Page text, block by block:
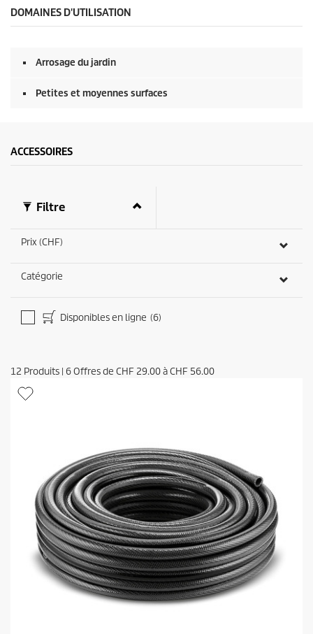
DOMAINES D'UTILISATION
Arrosage du jardin
Petites et moyennes surfaces
ACCESSOIRES
Filtre
Prix (CHF)
Catégorie
Disponibles en ligne (6)
12 Produits | 6Offres de CHF 29.00àCHF 56.00